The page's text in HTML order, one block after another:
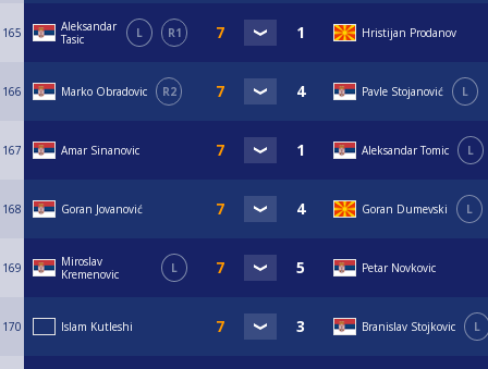
165
Aleksandar
Tasic
L R1 Hristijan Prodanov
166 Marko Obradovic R2 Pavle Stojanović L
167 Amar Sinanovic Aleksandar Tomic L
168 Goran Jovanović Goran Dumevski L
169
Miroslav
Kremenovic
L Petar Novkovic
170 Islam Kutleshi Branislav Stojkovic L